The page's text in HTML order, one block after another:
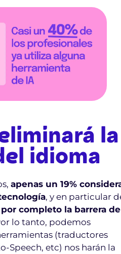
la
idioma
apenas un 19%
, y en particular
completo la barrera
lo tanto, podemos
(traductores
Speech, etc) nos harán la